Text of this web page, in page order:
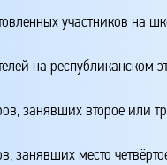
участников на
на республиканском
занявших второе или
занявших место